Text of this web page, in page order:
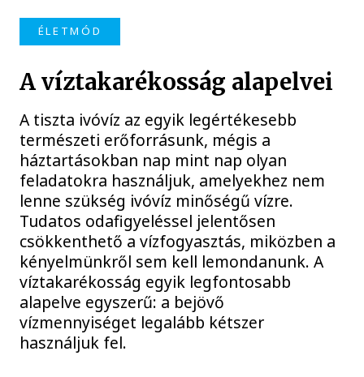
ÉLETMÓD
A víztakarékosság alapelvei
A tiszta ivóvíz az egyik legértékesebb
természeti erőforrásunk, mégis a
háztartásokban nap mint nap olyan
feladatokra használjuk, amelyekhez nem
lenne szükség ivóvíz minőségű vízre.
Tudatos odafigyeléssel jelentősen
csökkenthető a vízfogyasztás, miközben a
kényelmünkről sem kell lemondanunk. A
víztakarékosság egyik legfontosabb
alapelve egyszerű: a bejövő
vízmennyiséget legalább kétszer
használjuk fel.